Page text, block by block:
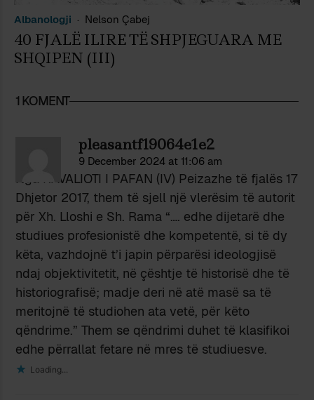
Albanologji Nelson Çabej
40 FJALË ILIRE TË SHPJEGUARA ME
SHQIPEN (III)
1 KOMENT
pleasantf19064e1e2
9 December 2024 at 11:06 am
Nga KAVALIOTI I PAFAN (IV) Peizazhe të fjalës 17
Dhjetor 2017, them të sjell një vlerësim të autorit
për Xh. Lloshi e Sh. Rama “…. edhe dijetarë dhe
studiues profesionistë dhe kompetentë, si të dy
këta, vazhdojnë t’i japin përparësi ideologjisë
ndaj objektivitetit, në çështje të historisë dhe të
historiografisë; madje deri në atë masë sa të
meritojnë të studiohen ata vetë, për këto
qëndrime.” Them se qëndrimi duhet të klasifikoi
edhe përrallat fetare në mres të studiuesve.
Loading...